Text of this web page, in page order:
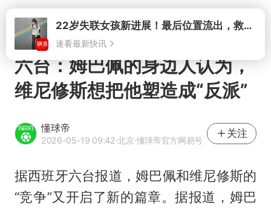
打开22岁失联女孩新进展！最后位置流出，救援队再曝两大噩耗母亲崩溃
速看最新快讯
六台：姆巴佩的身边人认为，
维尼修斯想把他塑造成“反派”
懂球帝
2026-05-19 09:42·北京·懂球帝官方网易号
关注
据西班牙六台报道，姆巴佩和维尼修斯的
“竞争”又开启了新的篇章。据报道，姆巴